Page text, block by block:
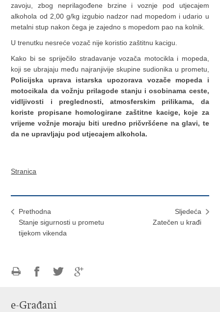
zavoju, zbog neprilagođene brzine i voznje pod utjecajem
alkohola od 2,00 g/kg izgubio nadzor nad mopedom i udario u
metalni stup nakon čega je zajedno s mopedom pao na kolnik.
U trenutku nesreće vozač nije koristio zaštitnu kacigu.
Kako bi se spriječilo stradavanje vozača motocikla i mopeda,
koji se ubrajaju među najranjivije skupine sudionika u prometu,
Policijska uprava istarska upozorava vozače mopeda i
motocikala da vožnju prilagode stanju i osobinama ceste,
vidljivosti i preglednosti, atmosferskim prilikama, da
koriste propisane homologirane zaštitne kacige, koje za
vrijeme vožnje moraju biti uredno pričvršćene na glavi, te
da ne upravljaju pod utjecajem alkohola.
Stranica
Prethodna
Stanje sigurnosti u prometu
tijekom vikenda
Sljedeća
Zatečen u krađi
FacebookuTwitteru
e-Građani